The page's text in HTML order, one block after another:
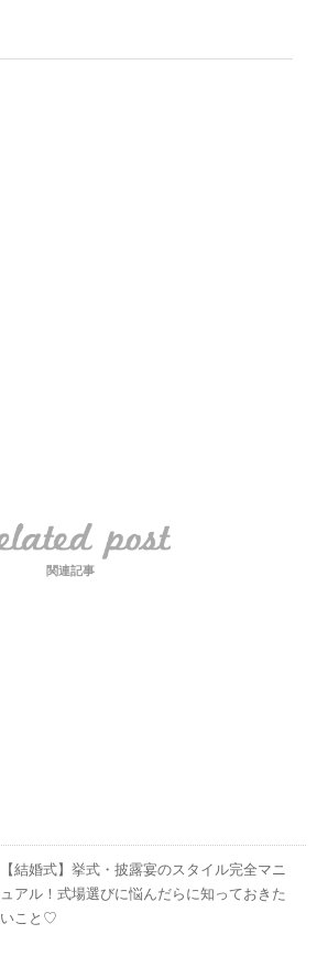
関連記事
【結婚式】挙式・披露宴のスタイル完全マニ
ュアル！式場選びに悩んだらに知っておきた
いこと♡